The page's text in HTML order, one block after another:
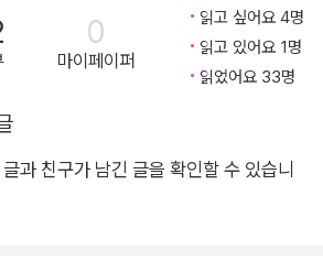
에서 착안했죠. 실제로 많은 예술가가 소젖
책시키기와 같은 일상적인 일을 하는 동안 종
곤 한답니다.
요. 이 그림의 의미가 무엇인지에 대해 사람
내놓았어요. 어떤 사람은 시골 사람들을 찬
또 어떤 사람은 시골 사람들의 편협함을 드
들의 일상적인 장면을 따뜻하게 그려내었
박함, 그리고 그들의 일상적인 삶의 중요
들을 그림에 담으려고 노력한 작가입니
림책 꿈을 이루기 위해서 꼭
0
마이페이퍼
읽고 싶어요 4명
읽고 있어요 1명
읽었어요 33명
과 친구가 남긴 글을 확인할 수 있습니